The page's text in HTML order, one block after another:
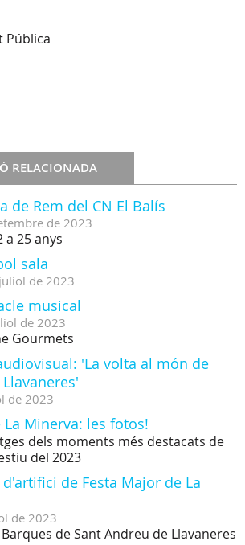
Pública
RELACIONADA
de Rem del CN El Balís
de 2023
a 25 anys
sala
juliol de 2023
musical
de 2023
Gourmets
'La volta al món de
de 2023
La Minerva: les fotos!
dels moments més destacats de
del 2023
de Festa Major de La
de 2023
de Sant Andreu de Llavaneres